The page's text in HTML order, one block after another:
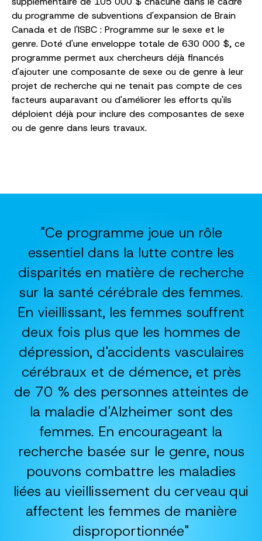
du programme de subventions d'expansion de Brain
Canada et de l'ISBC : Programme sur le sexe et le
genre. Doté d'une enveloppe totale de 630 000 $, ce
programme permet aux chercheurs déjà financés
d'ajouter une composante de sexe ou de genre à leur
projet de recherche qui ne tenait pas compte de ces
facteurs auparavant ou d'améliorer les efforts qu'ils
déploient déjà pour inclure des composantes de sexe
ou de genre dans leurs travaux.
"Ce programme joue un rôle
essentiel dans la lutte contre les
disparités en matière de recherche
sur la santé cérébrale des femmes.
En vieillissant, les femmes souffrent
deux fois plus que les hommes de
dépression, d'accidents vasculaires
cérébraux et de démence, et près
de 70 % des personnes atteintes de
la maladie d'Alzheimer sont des
femmes. En encourageant la
recherche basée sur le genre, nous
pouvons combattre les maladies
liées au vieillissement du cerveau qui
affectent les femmes de manière
disproportionnée"